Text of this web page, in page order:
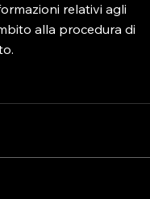
relativi agli
alla procedura di